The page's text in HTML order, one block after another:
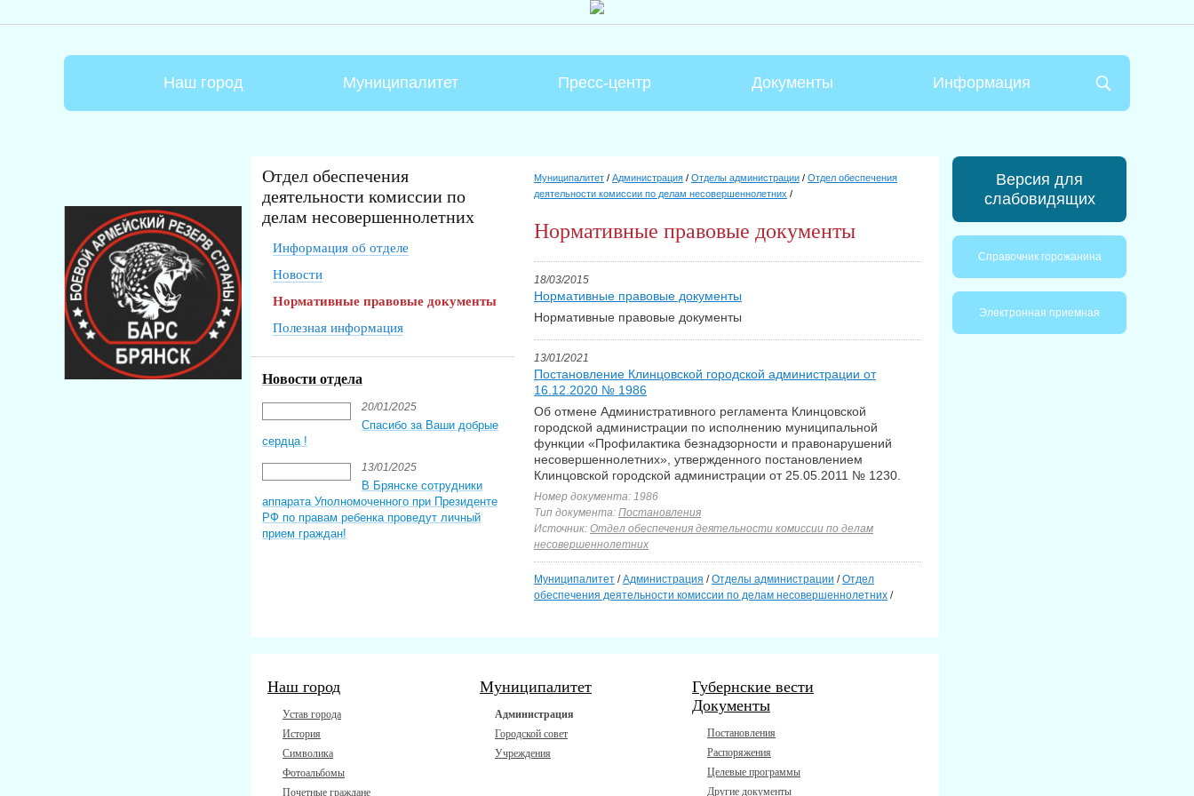
Наш город Муниципалитет Пресс-центр Документы Информация
Отдел обеспечения
деятельности комиссии по
делам несовершеннолетних
Информация об отделе
Новости
Нормативные правовые документы
Полезная информация
Новости отдела
20/01/2025
Спасибо за Ваши добрые
сердца !
13/01/2025
В Брянске сотрудники
аппарата Уполномоченного при Президенте
РФ по правам ребенка проведут личный
прием граждан!
Муниципалитет / Администрация / Отделы администрации / Отдел обеспечения
деятельности комиссии по делам несовершеннолетних /
Нормативные правовые документы
18/03/2015
Нормативные правовые документы
Нормативные правовые документы
13/01/2021
Постановление Клинцовской городской администрации от
16.12.2020 № 1986
Об отмене Административного регламента Клинцовской
городской администрации по исполнению муниципальной
функции «Профилактика безнадзорности и правонарушений
несовершеннолетних», утвержденного постановлением
Клинцовской городской администрации от 25.05.2011 № 1230.
Номер документа: 1986
Тип документа: Постановления
Источник: Отдел обеспечения деятельности комиссии по делам
несовершеннолетних
Муниципалитет /Администрация /Отделы администрации /Отдел
обеспечения деятельности комиссии по делам несовершеннолетних /
Наш город
Устав города
История
Символика
Фотоальбомы
Почетные граждане
Муниципалитет
Администрация
Городской совет
Учреждения
Губернские вести
Документы
Постановления
Распоряжения
Целевые программы
Другие документы
Версия для
слабовидящих
Справочник горожанина
Электронная приемная